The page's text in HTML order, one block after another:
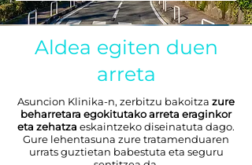
Aldea egiten duen
arreta
Asuncion Klinika-n, zerbitzu bakoitza zure
beharretara egokitutako arreta eraginkor
eta zehatza eskaintzeko diseinatuta dago.
Gure lehentasuna zure tratamenduaren
urrats guztietan babestuta eta seguru